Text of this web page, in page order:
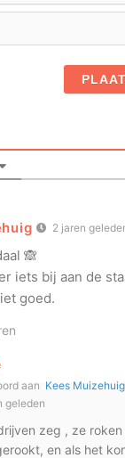
2 jaren
🙈
iets bij aan de
goed.
aan Kees Muizehuig
geleden
zeg , ze roken
en als het